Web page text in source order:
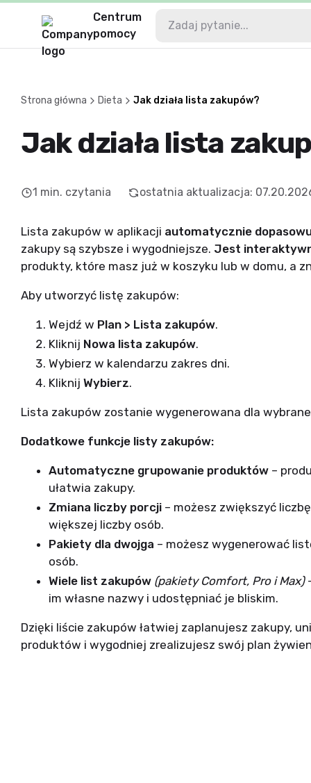
Centrum
pomocy
Strona główna Dieta Jak działa lista zakupów?
Jak działa lista
1 min. czytania ostatnia aktualizacja:
Lista zakupów w aplikacji automatycznie
zakupy są szybsze i wygodniejsze. Jest
produkty, które masz już w koszyku lub w domu, a
Aby utworzyć listę zakupów:
Wejdź w Plan > Lista zakupów.
Kliknij Nowa lista zakupów.
Wybierz w kalendarzu zakres dni.
Kliknij Wybierz.
Lista zakupów zostanie wygenerowana dla
Dodatkowe funkcje listy zakupów:
Automatyczne grupowanie produktów –
ułatwia zakupy.
Zmiana liczby porcji – możesz zwiększyć
większej liczby osób.
Pakiety dla dwojga – możesz wygenerować
osób.
Wiele list zakupów (pakiety Comfort, Pro i Max)
im własne nazwy i udostępniać je bliskim.
Dzięki liście zakupów łatwiej zaplanujesz zakupy,
produktów i wygodniej zrealizujesz swój plan